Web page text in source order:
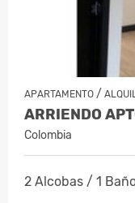
APARTAMENTO /
ARRIENDO
Colombia
2 Alcobas / 1